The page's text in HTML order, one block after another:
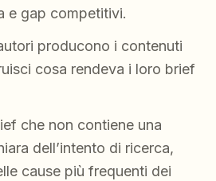
e gap competitivi.
producono i contenuti
cosa rendeva i loro brief
che non contiene una
dell’intento di ricerca,
cause più frequenti dei